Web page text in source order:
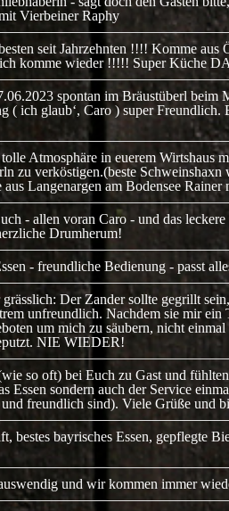
Vierbeiner Raphy
seit Jahrzehnten !!!! Komme aus
komme wieder !!!!! Super Küche
spontan im Bräustüberl beim
( ich glaub‘, Caro ) super
Atmosphäre in euerem Wirtshaus
zu verköstigen.(beste
Langenargen am Bodensee Rainer
- allen voran Caro - und das
Drumherum!
- freundliche Bedienung - passt
Der Zander sollte gegrillt
unfreundlich. Nachdem sie mir
um mich zu säubern, nicht
NIE WIEDER!
so oft) bei Euch zu Gast und
sondern auch der Service
freundlich sind). Viele Grüße und
bestes bayrisches Essen, gepflegte
und wir kommen immer